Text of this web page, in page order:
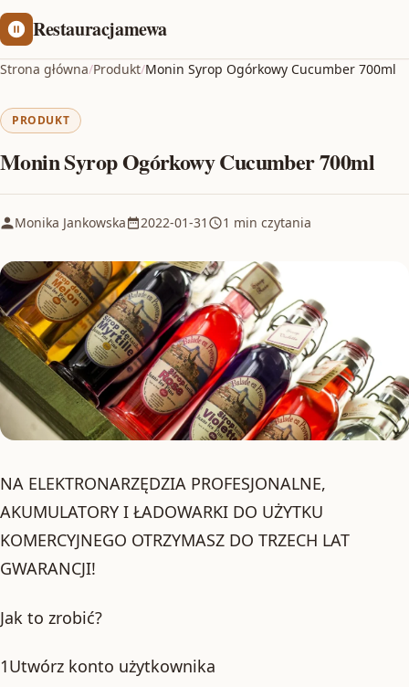
Restauracjamewa
Strona główna/Produkt/Monin Syrop Ogórkowy Cucumber 700ml
PRODUKT
Monin Syrop Ogórkowy Cucumber 700ml
Monika Jankowska 2022-01-31 1 min czytania
NA ELEKTRONARZĘDZIA PROFESJONALNE,
AKUMULATORY I ŁADOWARKI DO UŻYTKU
KOMERCYJNEGO OTRZYMASZ DO TRZECH LAT
GWARANCJI!
Jak to zrobić?
1Utwórz konto użytkownika